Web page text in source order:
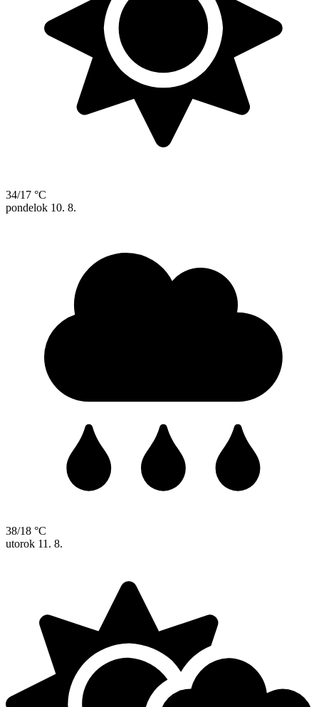
34/17 °C
pondelok 10. 8.
38/18 °C
utorok 11. 8.